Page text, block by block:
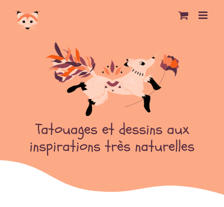
Tatouages et dessins aux
inspirations très naturelles